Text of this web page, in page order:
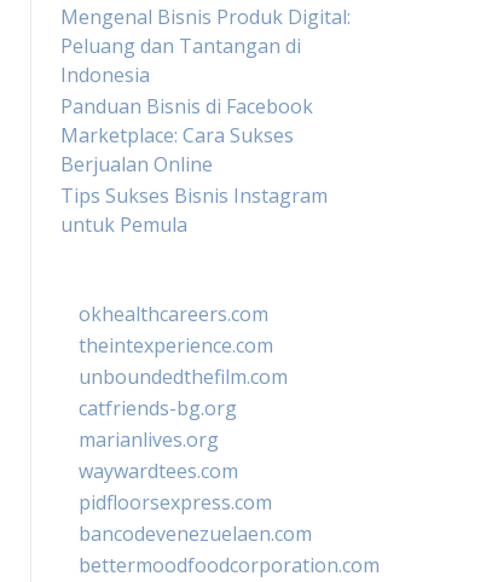
Mengenal Bisnis Produk Digital:
Peluang dan Tantangan di
Indonesia
Panduan Bisnis di Facebook
Marketplace: Cara Sukses
Berjualan Online
Tips Sukses Bisnis Instagram
untuk Pemula
okhealthcareers.com
theintexperience.com
unboundedthefilm.com
catfriends-bg.org
marianlives.org
waywardtees.com
pidfloorsexpress.com
bancodevenezuelaen.com
bettermoodfoodcorporation.com